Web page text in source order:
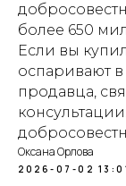
более 650
Если вы
оспаривают
продавца,
Оксана Орлова
2026-07-02